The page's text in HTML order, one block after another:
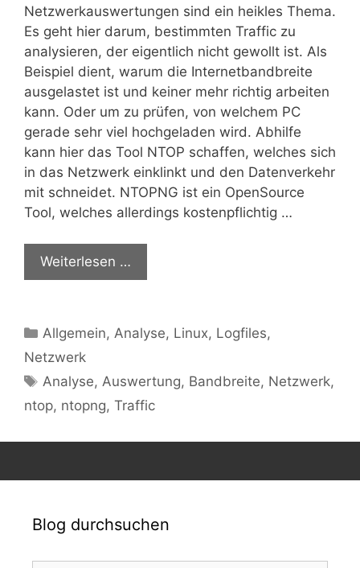
Netzwerkauswertungen sind ein heikles Thema.
Es geht hier darum, bestimmten Traffic zu
analysieren, der eigentlich nicht gewollt ist. Als
Beispiel dient, warum die Internetbandbreite
ausgelastet ist und keiner mehr richtig arbeiten
kann. Oder um zu prüfen, von welchem PC
gerade sehr viel hochgeladen wird. Abhilfe
kann hier das Tool NTOP schaffen, welches sich
in das Netzwerk einklinkt und den Datenverkehr
mit schneidet. NTOPNG ist ein OpenSource
Tool, welches allerdings kostenpflichtig …
Weiterlesen …
Kategorien
Allgemein, Analyse, Linux, Logfiles,
Netzwerk
Schlagwörter
Analyse, Auswertung, Bandbreite, Netzwerk,
ntop, ntopng, Traffic
Blog durchsuchen